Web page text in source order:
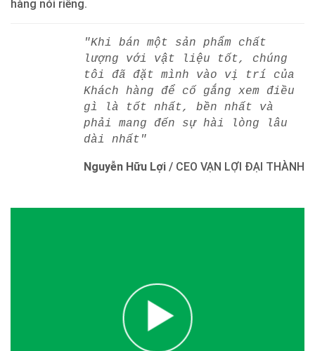
hàng nói riêng.
"Khi bán một sản phẩm chất
lượng với vật liệu tốt, chúng
tôi đã đặt mình vào vị trí của
Khách hàng để cố gắng xem điều
gì là tốt nhất, bền nhất và
phải mang đến sự hài lòng lâu
dài nhất"
Nguyễn Hữu Lợi / CEO VẠN LỢI ĐẠI THÀNH